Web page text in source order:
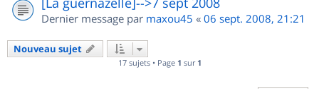
Dernier message par maxou45 « 06 sept. 2008, 21:21
Nouveau sujet
17 sujets • Page 1 sur 1